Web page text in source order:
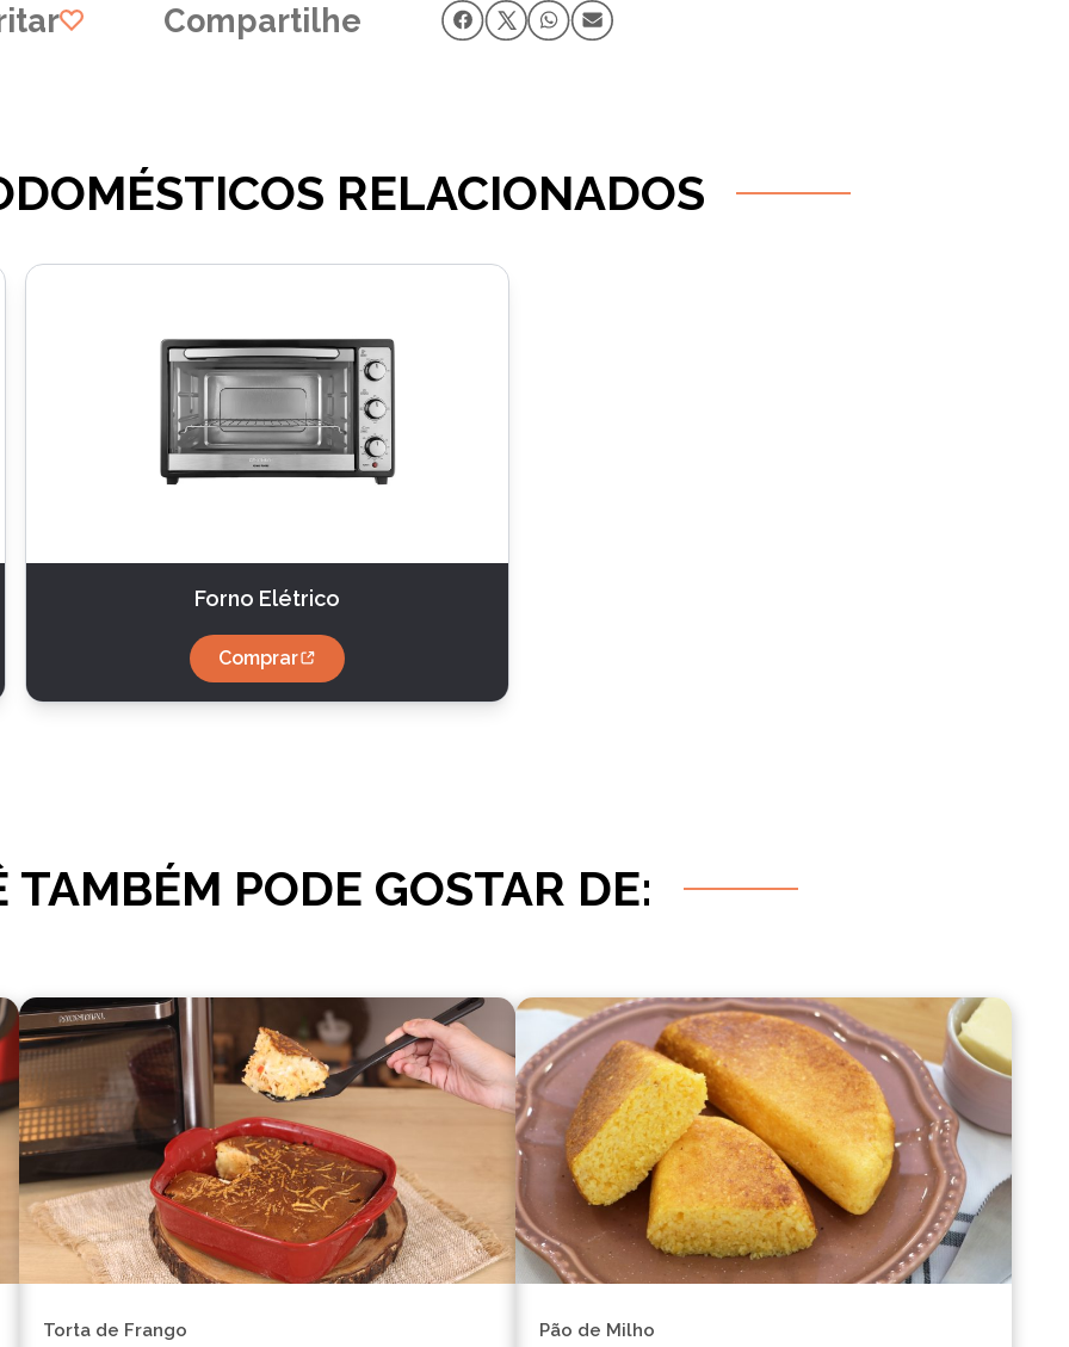
Compartilhe
RELACIONADOS
Forno Elétrico
Comprar
TAMBÉM PODE GOSTAR DE:
Torta de Frango Pão de Milho